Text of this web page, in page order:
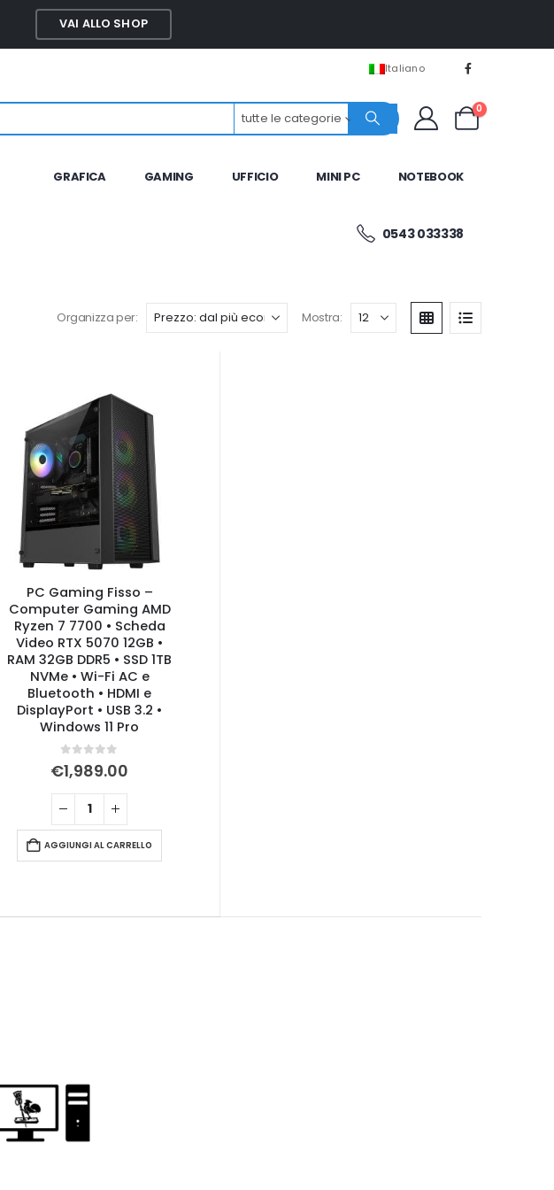
VAI ALLO SHOP
Italiano
tutte le categorie
0
GRAFICA GAMING UFFICIO MINI PC NOTEBOOK
0543 033338
Organizza per: Mostra:
PC Gaming Fisso –
Computer Gaming AMD
Ryzen 7 7700 • Scheda
Video RTX 5070 12GB •
RAM 32GB DDR5 • SSD 1TB
NVMe • Wi-Fi AC e
Bluetooth • HDMI e
DisplayPort • USB 3.2 •
Windows 11 Pro
Su 5
€1,989.00
AGGIUNGI AL CARRELLO